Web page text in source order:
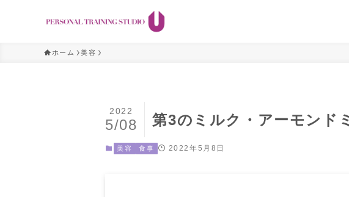
ホーム 美容
第3のミルク・アーモンド
2022
5/08
美容 食事 2022年5月8日